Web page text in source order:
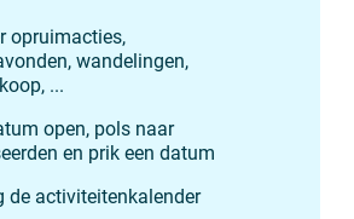
opruimacties,
wandelingen,
...
open, pols naar
en prik een datum
de activiteitenkalender